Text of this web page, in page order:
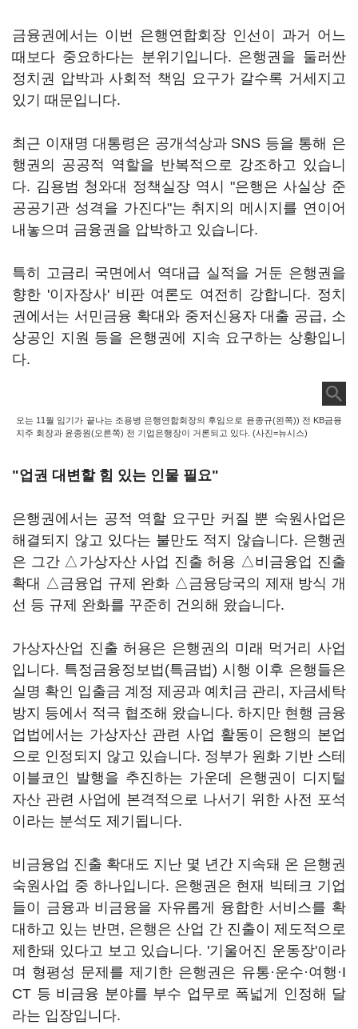
금융권에서는 이번 은행연합회장 인선이 과거 어느
때보다 중요하다는 분위기입니다. 은행권을 둘러싼
정치권 압박과 사회적 책임 요구가 갈수록 거세지고
있기 때문입니다.
최근 이재명 대통령은 공개석상과 SNS 등을 통해 은
행권의 공공적 역할을 반복적으로 강조하고 있습니
다. 김용범 청와대 정책실장 역시 "은행은 사실상 준
공공기관 성격을 가진다"는 취지의 메시지를 연이어
내놓으며 금융권을 압박하고 있습니다.
특히 고금리 국면에서 역대급 실적을 거둔 은행권을
향한 '이자장사' 비판 여론도 여전히 강합니다. 정치
권에서는 서민금융 확대와 중저신용자 대출 공급, 소
상공인 지원 등을 은행권에 지속 요구하는 상황입니
다.
오는 11월 임기가 끝나는 조용병 은행연합회장의 후임으로 윤종규(왼쪽)) 전 KB금융
지주 회장과 윤종원(오른쪽) 전 기업은행장이 거론되고 있다. (사진=뉴시스)
"업권 대변할 힘 있는 인물 필요"
은행권에서는 공적 역할 요구만 커질 뿐 숙원사업은
해결되지 않고 있다는 불만도 적지 않습니다. 은행권
은 그간 △가상자산 사업 진출 허용 △비금융업 진출
확대 △금융업 규제 완화 △금융당국의 제재 방식 개
선 등 규제 완화를 꾸준히 건의해 왔습니다.
가상자산업 진출 허용은 은행권의 미래 먹거리 사업
입니다. 특정금융정보법(특금법) 시행 이후 은행들은
실명 확인 입출금 계정 제공과 예치금 관리, 자금세탁
방지 등에서 적극 협조해 왔습니다. 하지만 현행 금융
업법에서는 가상자산 관련 사업 활동이 은행의 본업
으로 인정되지 않고 있습니다. 정부가 원화 기반 스테
이블코인 발행을 추진하는 가운데 은행권이 디지털
자산 관련 사업에 본격적으로 나서기 위한 사전 포석
이라는 분석도 제기됩니다.
비금융업 진출 확대도 지난 몇 년간 지속돼 온 은행권
숙원사업 중 하나입니다. 은행권은 현재 빅테크 기업
들이 금융과 비금융을 자유롭게 융합한 서비스를 확
대하고 있는 반면, 은행은 산업 간 진출이 제도적으로
제한돼 있다고 보고 있습니다. '기울어진 운동장'이라
며 형평성 문제를 제기한 은행권은 유통·운수·여행·I
CT 등 비금융 분야를 부수 업무로 폭넓게 인정해 달
라는 입장입니다.